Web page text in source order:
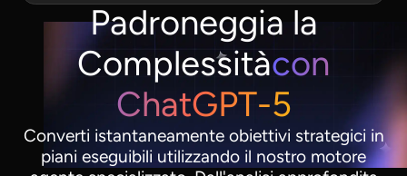
Padroneggia la
Complessitàcon
ChatGPT-5
Converti istantaneamente obiettivi strategici in
piani eseguibili utilizzando il nostro motore